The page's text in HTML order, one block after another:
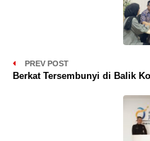
PREV POST
Berkat Tersembunyi di Balik